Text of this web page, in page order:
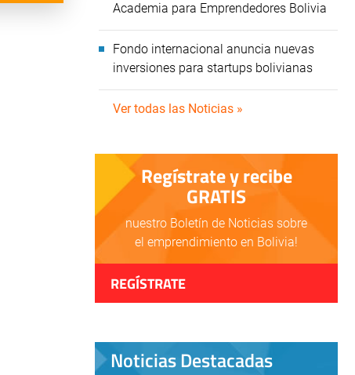
Academia para Emprendedores Bolivia
Fondo internacional anuncia nuevas
inversiones para startups bolivianas
Ver todas las Noticias »
Regístrate y recibe
GRATIS
nuestro Boletín de Noticias sobre
el emprendimiento en Bolivia!
REGÍSTRATE
Noticias Destacadas